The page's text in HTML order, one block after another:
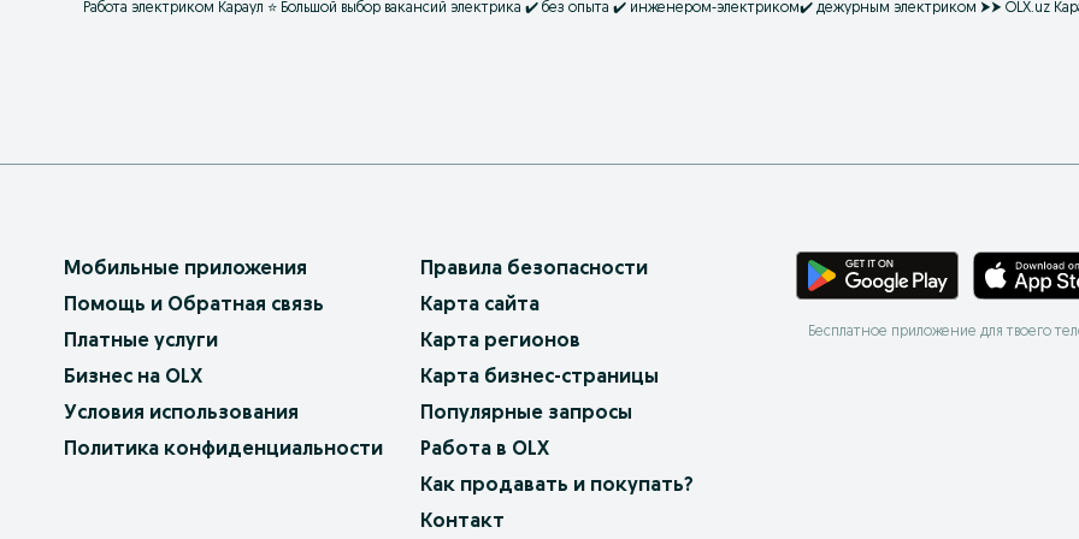
Работа электриком Караул ⭐ Большой выбор вакансий электрика ✔️ без опыта ✔️ инженером-электриком✔️ дежурным электриком ⮞⮞ OLX.uz
Мобильные приложения
Помощь и Обратная связь
Платные услуги
Бизнес на OLX
Условия использования
Политика конфиденциальности
Правила безопасности
Карта сайта
Карта регионов
Карта бизнес-страницы
Популярные запросы
Работа в OLX
Как продавать и покупать?
Контакт
Бесплатное приложение для твоего